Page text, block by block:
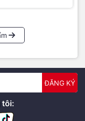
ĐĂNG KÝ
tôi: